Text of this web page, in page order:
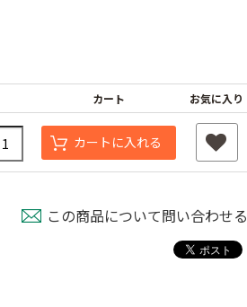
ーピン
バインダー紐 ジュ
カート お気に入り
カートに入れる
この商品について問い合わせる